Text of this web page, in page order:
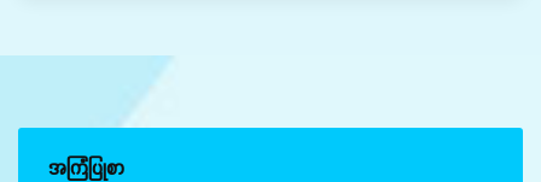
အကြံပြုစာ